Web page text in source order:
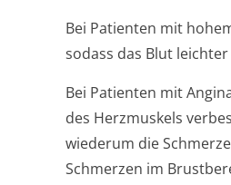
Bei Patienten mit
sodass das Blut
Bei Patienten mit
des Herzmuskels
wiederum die
Schmerzen im